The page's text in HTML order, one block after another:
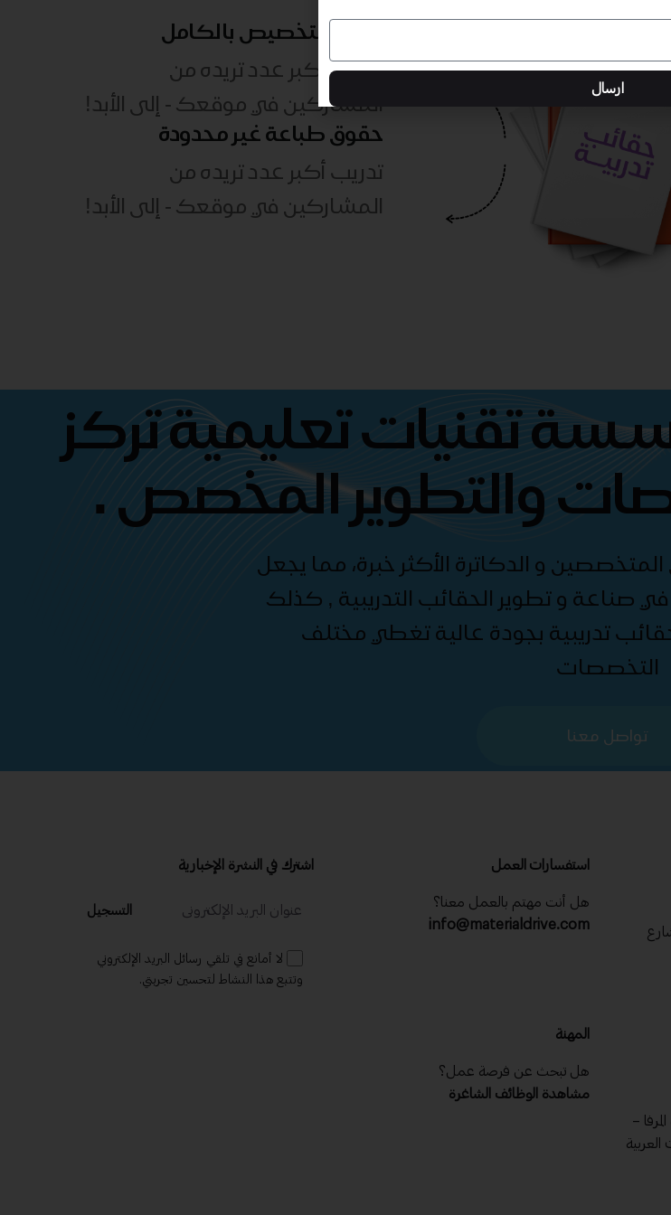
قابلة للتخصيص بالكامل
تدريب أكبر عدد تريده من
المشاركين في موقعك - ​​إلى الأبد!
حقوق طباعة غير محدودة
تدريب أكبر عدد تريده من
المشاركين في موقعك - ​​إلى الأبد!
تقنيات تعليمية تركز
والتطوير المخصص .
و الدكاترة الأكثر خبرة، مما يجعل
صناعة و تطوير الحقائب التدريبية , كذلك
تدريبية بجودة عالية تغطي مختلف
التخصصات
تواصل معنا
–
العربية
استفسارات العمل
هل أنت مهتم بالعمل معنا؟
info@materialdrive.com
المهنة
هل تبحث عن فرصة عمل؟
مشاهدة الوظائف الشاغرة
اشترك في النشرة الإخبارية
التسجيل
لا أمانع في تلقي رسائل البريد الإلكتروني
وتتبع هذا النشاط لتحسين تجربتي.
ارسال